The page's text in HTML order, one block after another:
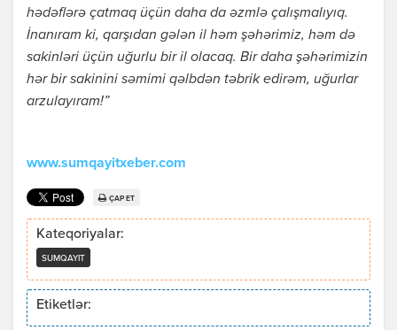
hədəflərə çatmaq üçün daha da əzmlə çalışmalıyıq.
İnanıram ki, qarşıdan gələn il həm şəhərimiz, həm də
sakinləri üçün uğurlu bir il olacaq. Bir daha şəhərimizin
hər bir sakinini səmimi qəlbdən təbrik edirəm, uğurlar
arzulayıram!”
www.sumqayitxeber.com
ÇAP ET
Kateqoriyalar:
SUMQAYIT
Etiketlər: